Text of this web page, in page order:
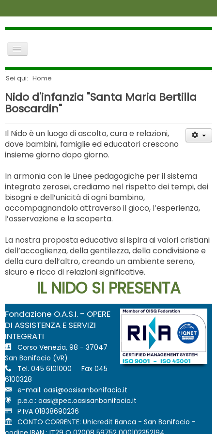
contatti
news
amministrazione trasparente
login
Cerca
lavora con noi
richiesta di accoglimento
visite
home
la fondazione
anziani
Sei qui: Home
Nido d'infanzia "Santa Maria Bertilla
Boscardin"
Il Nido è un luogo di ascolto, cura e relazioni,
dove bambini, famiglie ed educatori crescono
insieme giorno dopo giorno.
In armonia con le Linee pedagogiche per il sistema
integrato zerosei, crediamo nel rispetto dei tempi, dei
bisogni e dell’unicità di ogni bambino,
accompagnandolo attraverso il gioco, l’esperienza,
l’osservazione e la scoperta.
La nostra proposta educativa si ispira ai valori cristiani
dell’accoglienza, della gentilezza, della condivisione e
della cura dell’altro, creando un ambiente sereno,
sicuro e ricco di relazioni significative.
IL NIDO SI PRESENTA
Fondazione O.A.S.I. - OPERE
DI ASSISTENZA E SERVIZI
INTEGRATI
Corso Venezia, 98 - 37047
San Bonifacio (VR)
Tel. 045 6101000 Fax 045
6100328
e-mail:
p.e.c.:
P.IVA 01838690236
CONTO CORRENTE: Unicredit Banca - San Bonifacio -